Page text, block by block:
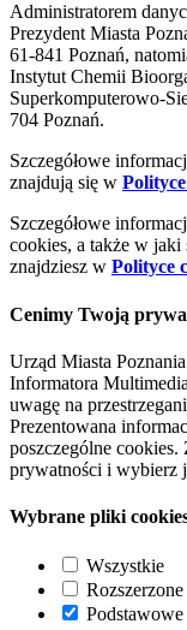
Administratorem
Prezydent Miasta
61-841 Poznań,
Instytut Chemii
Superkomputerowo-
704 Poznań.
Szczegółowe
znajdują się w
Szczegółowe
cookies, a także w jaki
znajdziesz w Polityce
Cenimy Twoją
Urząd Miasta
Informatora
uwagę na
Prezentowana
poszczególne
prywatności i wybierz
Wybrane pliki
Wszystkie
Rozszerzone
Podstawowe